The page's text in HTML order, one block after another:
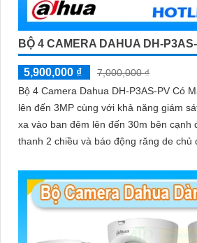
BỘ 4 CAMERA DAHUA DH-
5,900,000 ₫
7,000,000 ₫
Bộ 4 Camera Dahua DH-P3AS-PV Có
lên đến 3MP cùng với khả năng giám
xa vào ban đêm lên đến 30m bên cạnh
thanh 2 chiều và báo động răng de chủ